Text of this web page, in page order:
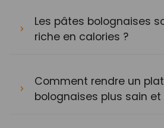
Les pâtes bolognaises
riche en calories ?
Comment rendre un
bolognaises plus sain et